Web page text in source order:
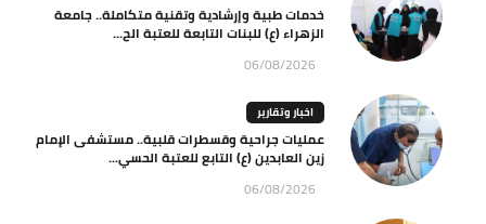
خدمات طبية وإرشادية وتقنية متكاملة.. جامعة
الزهراء (ع) للبنات التابعة للعتبة الح...
06/08/2026
اخبار وتقارير
عمليات جراحية وقسطرات قلبية.. مستشفى الإمام
زين العابدين (ع) التابع للعتبة الحسي...
06/08/2026